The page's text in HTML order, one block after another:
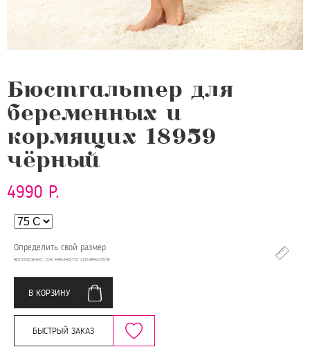
Бюстгальтер для
беременных и
кормящих 18959
чёрный
4990 Р.
Определить свой размер
возможно, он немного изменился
В КОРЗИНУ
БЫСТРЫЙ ЗАКАЗ